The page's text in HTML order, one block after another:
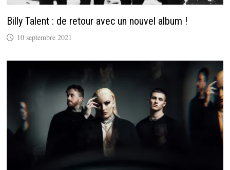
Billy Talent : de retour avec un nouvel album !
10 septembre 2021